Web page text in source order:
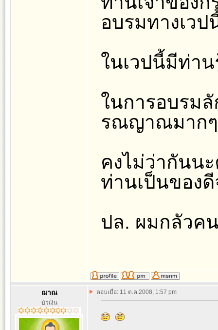
อบรมทางเว
ในเวปนี้มีท่า
ในการอบรม
รณญาณมาก
คงไม่ว่ากันน
ท่านเป็นของดี
ปล. ผมกลัวค
ฌาณ
บัวเงิน
ตอบเมื่อ: 11 ต.ค.2008, 1:57 pm